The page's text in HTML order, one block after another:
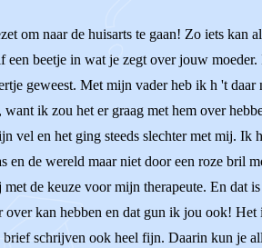
om naar de huisarts te gaan! Zo iets
beetje in wat je zegt over jouw
geweest. Met mijn vader heb ik h 't
ik zou het er graag met hem over
vel en het ging steeds slechter met mij.
de wereld maar niet door een roze bril
de keuze voor mijn therapeute. En
kan hebben en dat gun ik jou ook! Het
schrijven ook heel fijn. Daarin kun je